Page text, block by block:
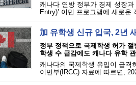
캐나다 연방 정부가 경제 성장
Entry)’ 이민 프로그램에 새로
加 유학생 신규 입국, 2년
정부 정책으로 국제학생 허가
학생 수 급감에도 캐나다 유학
캐나다의 국제학생 유입이 급격
이민부(IRCC) 자료에 따르면,